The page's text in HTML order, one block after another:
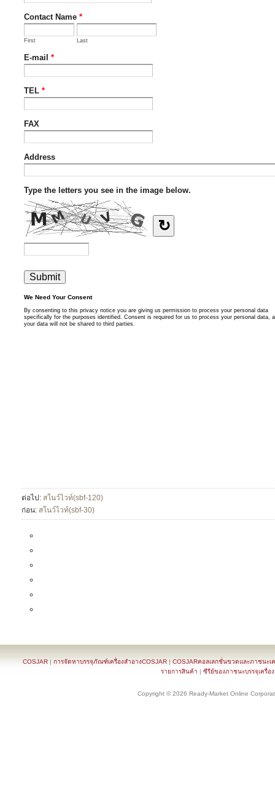
ต่อไป: สโนว์ไวท์(sbf-120)
ก่อน: สโนว์ไวท์(sbf-30)
COSJAR | การจัดหาบรรจุภัณฑ์เครื่องสำอางCOSJAR | COSJARคอลเลกชั่นขวดและภาชนะเ
รายการสินค้า | ซีรีย์ของภาชนะบรรจุเครื่อ
Copyright © 2026 Ready-Market Online